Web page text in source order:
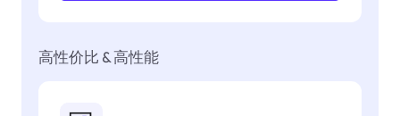
高性价比 & 高性能